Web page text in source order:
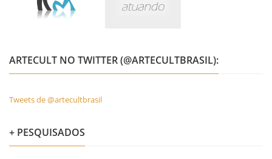
ARTECULT NO TWITTER (@ARTECULTBRASIL):
Tweets de @artecultbrasil
+ PESQUISADOS